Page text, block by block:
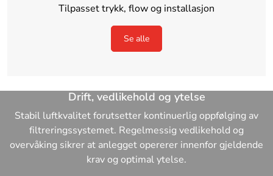
Tilpasset trykk, flow og installasjon
Se alle
Drift, vedlikehold og ytelse
Stabil luftkvalitet forutsetter kontinuerlig oppfølging av
filtreringssystemet. Regelmessig vedlikehold og
overvåking sikrer at anlegget opererer innenfor gjeldende
krav og optimal ytelse.